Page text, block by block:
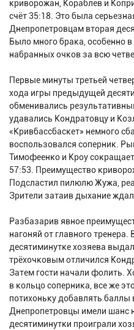
криворожан, Кораблев и
счёт 35:18. Это была
Днепропетровцам вторая
Было много брака, особенно
набранных очков за всю
Первые минуты третьей
хода игры предыдущей
обменивались
удавались Кондратовцу и
«Кривбассбаскет» немного
воспользовался соперник.
Тимофеенко и Кроу
57:53. Преимущество
Подсластил пилюлю Жужа,
Зрители затаив дыхание
Разбазарив явное
нагоняй от главного
десятиминутке хозяева
трёхочковым отличился
Затем гости начали фолить.
в кольцо соперника, все же
потихоньку добавлять
Днепропетровцы имели шанс
десятиминутки проиграли